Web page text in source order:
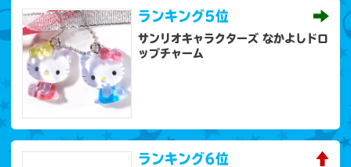
ランキング5位
サンリオキャラクターズ なかよしドロ
ップチャーム
ランキング6位